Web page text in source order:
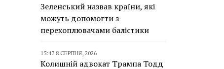
Зеленський назвав країни, які
можуть допомогти з
перехоплювачами балістики
15:47 8 СЕРПНЯ, 2026
Колишній адвокат Трампа Тодд